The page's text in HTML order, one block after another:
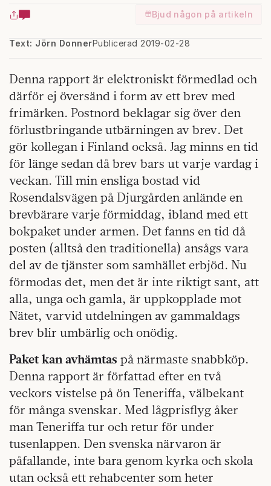
Bjud någon på artikeln
Text: Jörn DonnerPublicerad 2019-02-28
Denna rapport är elektroniskt förmedlad och
därför ej översänd i form av ett brev med
frimärken. Postnord beklagar sig över den
förlustbringande utbärningen av brev. Det
gör kollegan i Finland också. Jag minns en tid
för länge sedan då brev bars ut varje vardag i
veckan. Till min ensliga bostad vid
Rosendalsvägen på Djurgården anlände en
brevbärare varje förmiddag, ibland med ett
bokpaket under armen. Det fanns en tid då
posten (alltså den traditionella) ansågs vara
del av de tjänster som samhället erbjöd. Nu
förmodas det, men det är inte riktigt sant, att
alla, unga och gamla, är uppkopplade mot
Nätet, varvid utdelningen av gammaldags
brev blir umbärlig och onödig.
Paket kan avhämtas på närmaste snabbköp.
Denna rapport är författad efter en två
veckors vistelse på ön Teneriffa, välbekant
för många svenskar. Med lågprisflyg åker
man Teneriffa tur och retur för under
tusenlappen. Den svenska närvaron är
påfallande, inte bara genom kyrka och skola
utan också ett rehabcenter som heter